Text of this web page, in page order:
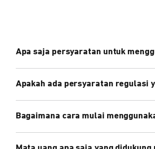
Apa saja persyaratan untuk
Submit dokumen legalitas.
Apakah ada persyaratan regulasi
Bagaimana cara mulai